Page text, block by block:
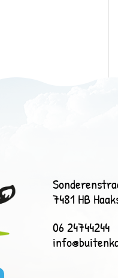
7481 HB
06 24744244